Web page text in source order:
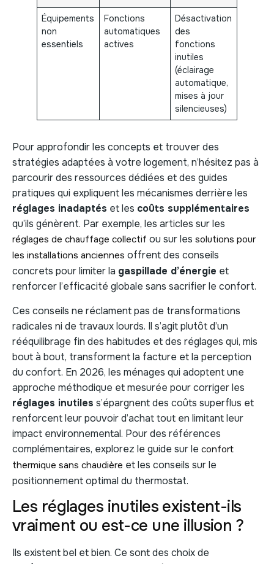
Équipements
non
essentiels
Fonctions
automatiques
actives
Désactivation
des
fonctions
inutiles
(éclairage
automatique,
mises à jour
silencieuses)
Pour approfondir les concepts et trouver des
stratégies adaptées à votre logement, n’hésitez pas à
parcourir des ressources dédiées et des guides
pratiques qui expliquent les mécanismes derrière les
réglages inadaptés et les coûts supplémentaires
qu’ils génèrent. Par exemple, les articles sur les
réglages de chauffage collectif ou sur les solutions pour
les installations anciennes offrent des conseils
concrets pour limiter la gaspillade d’énergie et
renforcer l’efficacité globale sans sacrifier le confort.
Ces conseils ne réclament pas de transformations
radicales ni de travaux lourds. Il s’agit plutôt d’un
rééquilibrage fin des habitudes et des réglages qui, mis
bout à bout, transforment la facture et la perception
du confort. En 2026, les ménages qui adoptent une
approche méthodique et mesurée pour corriger les
réglages inutiles s’épargnent des coûts superflus et
renforcent leur pouvoir d’achat tout en limitant leur
impact environnemental. Pour des références
complémentaires, explorez le guide sur le confort
thermique sans chaudière et les conseils sur le
positionnement optimal du thermostat.
Les réglages inutiles existent-ils
vraiment ou est-ce une illusion ?
Ils existent bel et bien. Ce sont des choix de